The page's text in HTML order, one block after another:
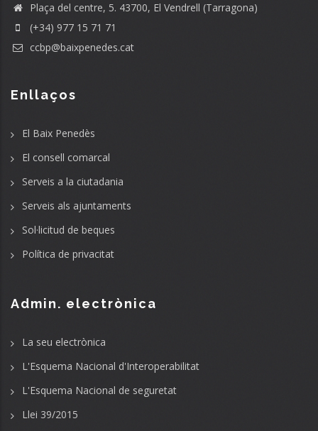
Plaça del centre, 5. 43700, El Vendrell (Tarragona)
(+34) 977 15 71 71
ccbp@baixpenedes.cat
Enllaços
El Baix Penedès
El consell comarcal
Serveis a la ciutadania
Serveis als ajuntaments
Sol·licitud de beques
Política de privacitat
Admin. electrònica
La seu electrònica
L'Esquema Nacional d'Interoperabilitat
L'Esquema Nacional de seguretat
Llei 39/2015